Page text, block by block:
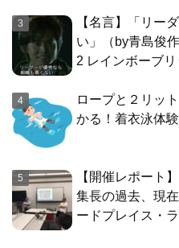
【名言】「リー
い」（by青島俊
2 レインボーブリ
ロープと２リッ
かる！着衣泳体験
【開催レポート
集長の過去、現
ードプレイス・